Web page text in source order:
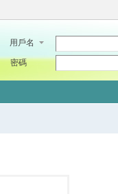
用戶名
密碼